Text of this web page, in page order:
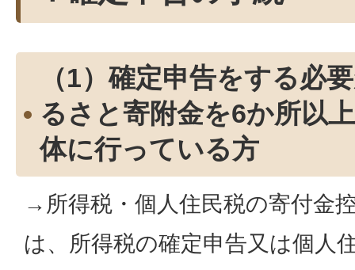
（1）確定申告をする必
るさと寄附金を6か所以
体に行っている方
→所得税・個人住民税の寄付金
は、所得税の確定申告又は個人